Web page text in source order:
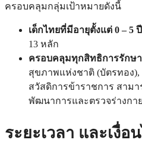
ครอบคลุมกลุ่มเป้าหมายดังนี้
เด็กไทยที่มีอายุตั้งแต่ 0 – 5
13 หลัก
ครอบคลุมทุกสิทธิการรักษ
สุขภาพแห่งชาติ (บัตรทอง
สวัสดิการข้าราชการ สามา
พัฒนาการและตรวจร่างกา
ระยะเวลา และเงื่